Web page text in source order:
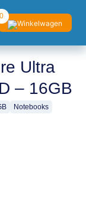
0
Ultra
– 16GB
Notebooks